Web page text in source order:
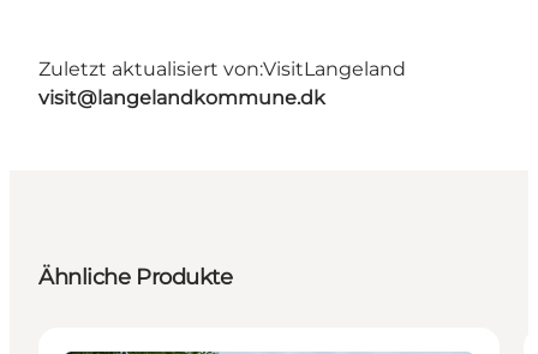
Zuletzt aktualisiert von:VisitLangeland
visit@langelandkommune.dk
Ähnliche Produkte